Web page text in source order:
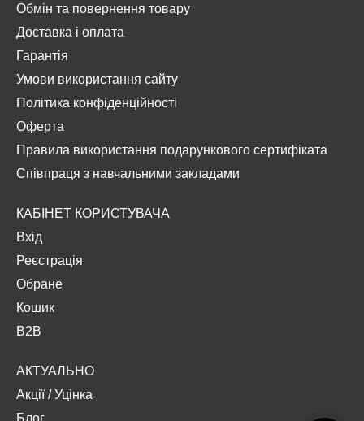
Обмін та повернення товару
Доставка і оплата
Гарантія
Умови використання сайту
Політика конфіденційності
Оферта
Правила використання подарункового сертифіката
Співпраця з навчальними закладами
КАБІНЕТ КОРИСТУВАЧА
Вхід
Реєстрація
Обране
Кошик
B2B
АКТУАЛЬНО
Акції/Уцінка
Блог